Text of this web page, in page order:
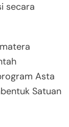
secara
Asta
Satuan